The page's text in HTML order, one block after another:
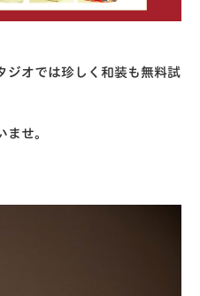
ジオでは珍しく和装も無料試
せ。